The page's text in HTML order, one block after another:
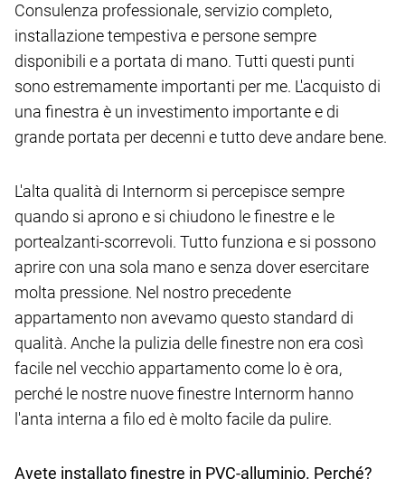
Consulenza professionale, servizio completo,
installazione tempestiva e persone sempre
disponibili e a portata di mano. Tutti questi punti
sono estremamente importanti per me. L'acquisto di
una finestra è un investimento importante e di
grande portata per decenni e tutto deve andare bene.
L'alta qualità di Internorm si percepisce sempre
quando si aprono e si chiudono le finestre e le
portealzanti-scorrevoli. Tutto funziona e si possono
aprire con una sola mano e senza dover esercitare
molta pressione. Nel nostro precedente
appartamento non avevamo questo standard di
qualità. Anche la pulizia delle finestre non era così
facile nel vecchio appartamento come lo è ora,
perché le nostre nuove finestre Internorm hanno
l'anta interna a filo ed è molto facile da pulire.
Avete installato finestre in PVC-alluminio. Perché?